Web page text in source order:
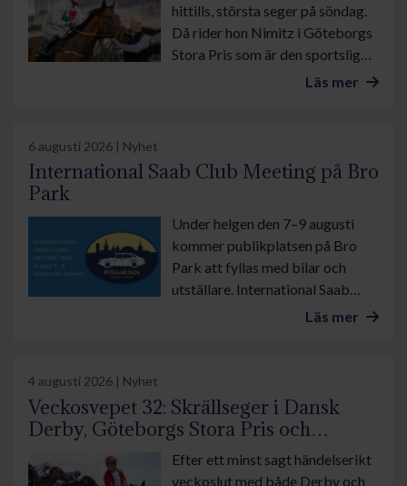
hittills, största seger på söndag.
Då rider hon Nimitz i Göteborgs
Stora Pris som är den sportsliga
höjdpunkten under banans stora
Läs mer
6 augusti 2026 | Nyhet
International Saab Club Meeting på Bro
Park
Under helgen den 7–9 augusti
kommer publikplatsen på Bro
Park att fyllas med bilar och
utställare. International Saab
Läs mer
4 augusti 2026 | Nyhet
Veckosvepet 32: Skrällseger i Dansk
Derby, Göteborgs Stora Pris och
suverän insats av Lamborghini BF
Efter ett minst sagt händelserikt
veckoslut med både Derby och